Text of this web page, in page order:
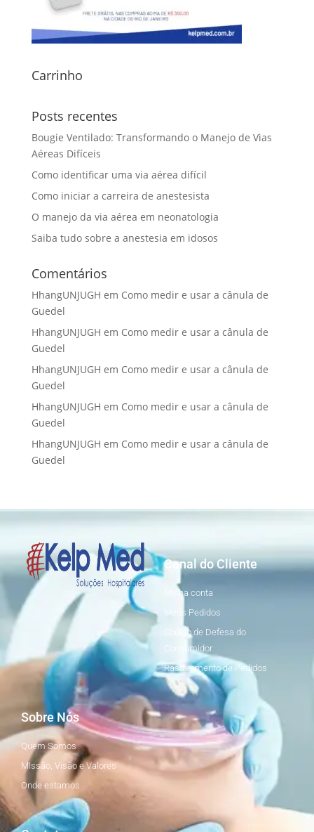
Carrinho
Posts recentes
Bougie Ventilado: Transformando o Manejo de Vias
Aéreas Difíceis
Como identificar uma via aérea difícil
Como iniciar a carreira de anestesista
O manejo da via aérea em neonatologia
Saiba tudo sobre a anestesia em idosos
Comentários
HhangUNJUGH em Como medir e usar a cânula de
Guedel
HhangUNJUGH em Como medir e usar a cânula de
Guedel
HhangUNJUGH em Como medir e usar a cânula de
Guedel
HhangUNJUGH em Como medir e usar a cânula de
Guedel
HhangUNJUGH em Como medir e usar a cânula de
Guedel
Canal do Cliente
Minha conta
Meus Pedidos
Còdigo de Defesa do
Consumidor
Rastreamento de Pedidos
Sobre Nós
Quem Somos
MIssão, Visão e Valores
Onde estamos